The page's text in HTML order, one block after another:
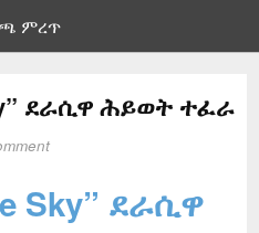
ምረጥ
ደራሲዋ ሕይወት ተፈራ
Sky” ደራሲዋ